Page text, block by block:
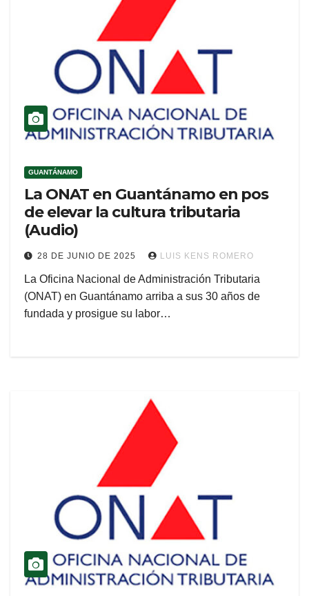
GUANTÁNAMO
La ONAT en Guantánamo en pos
de elevar la cultura tributaria
(Audio)
28 DE JUNIO DE 2025 LUIS KENS ROMERO
La Oficina Nacional de Administración Tributaria
(ONAT) en Guantánamo arriba a sus 30 años de
fundada y prosigue su labor…